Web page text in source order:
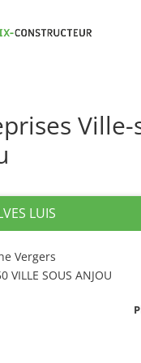
Ville-
LUIS
Vergers
VILLE SOUS ANJOU